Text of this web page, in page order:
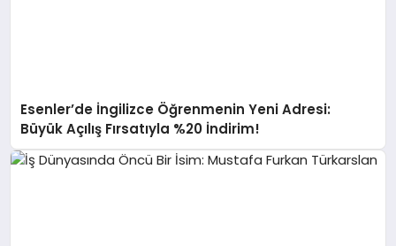
Esenler’de İngilizce Öğrenmenin Yeni Adresi:
Büyük Açılış Fırsatıyla %20 İndirim!